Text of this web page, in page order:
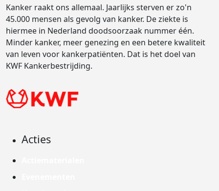
Kanker raakt ons allemaal. Jaarlijks sterven er zo'n
45.000 mensen als gevolg van kanker. De ziekte is
hiermee in Nederland doodsoorzaak nummer één.
Minder kanker, meer genezing en een betere kwaliteit
van leven voor kankerpatiënten. Dat is het doel van
KWF Kankerbestrijding.
Acties